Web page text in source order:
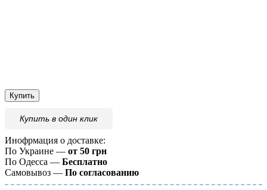
Купить
Купить в один клик
Инофрмация о доставке:
По Украине — от 50 грн
По Одесса — Бесплатно
Самовывоз — По согласованию